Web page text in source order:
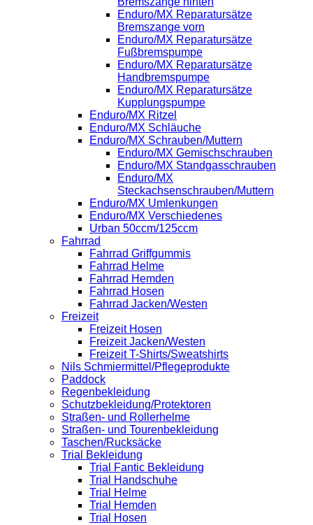
Enduro/MX Reparatursätze
Bremszange vorn
Enduro/MX Reparatursätze
Fußbremspumpe
Enduro/MX Reparatursätze
Handbremspumpe
Enduro/MX Reparatursätze
Kupplungspumpe
Enduro/MX Ritzel
Enduro/MX Schläuche
Enduro/MX Schrauben/Muttern
Enduro/MX Gemischschrauben
Enduro/MX Standgasschrauben
Enduro/MX
Steckachsenschrauben/Muttern
Enduro/MX Umlenkungen
Enduro/MX Verschiedenes
Urban 50ccm/125ccm
Fahrrad
Fahrrad Griffgummis
Fahrrad Helme
Fahrrad Hemden
Fahrrad Hosen
Fahrrad Jacken/Westen
Freizeit
Freizeit Hosen
Freizeit Jacken/Westen
Freizeit T-Shirts/Sweatshirts
Nils Schmiermittel/Pflegeprodukte
Paddock
Regenbekleidung
Schutzbekleidung/Protektoren
Straßen- und Rollerhelme
Straßen- und Tourenbekleidung
Taschen/Rucksäcke
Trial Bekleidung
Trial Fantic Bekleidung
Trial Handschuhe
Trial Helme
Trial Hemden
Trial Hosen